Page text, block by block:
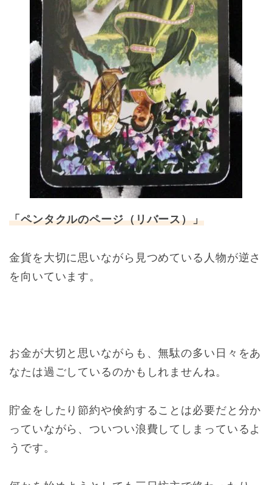
「ペンタクルのページ（リバース）」
金貨を大切に思いながら見つめている人物が逆さ
を向いています。
お金が大切と思いながらも、無駄の多い日々をあ
なたは過ごしているのかもしれませんね。
貯金をしたり節約や倹約することは必要だと分か
っていながら、ついつい浪費してしまっているよ
うです。